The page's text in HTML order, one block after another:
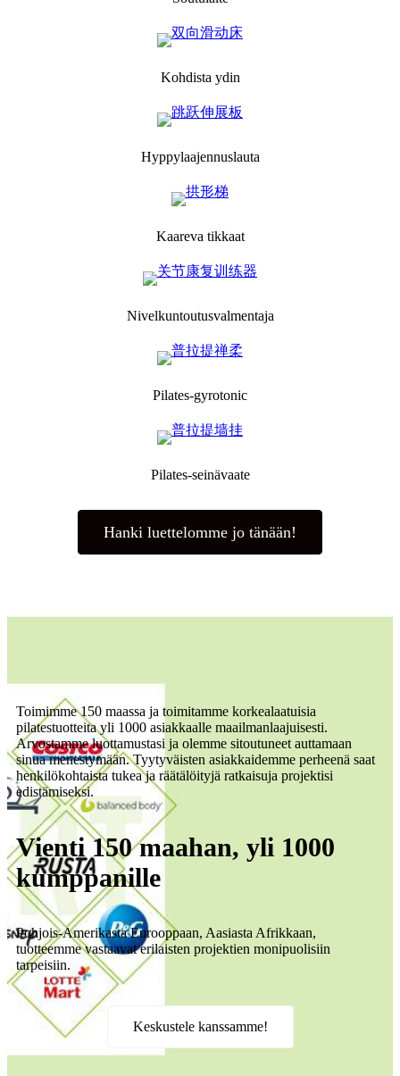
Kohdista ydin
Hyppylaajennuslauta
Kaareva tikkaat
Nivelkuntoutusvalmentaja
Pilates-gyrotonic
Pilates-seinävaate
Hanki luettelomme jo tänään!
Toimimme 150 maassa ja toimitamme korkealaatuisia
pilatestuotteita yli 1000 asiakkaalle maailmanlaajuisesti.
Arvostamme luottamustasi ja olemme sitoutuneet auttamaan
sinua menestymään. Tyytyväisten asiakkaidemme perheenä saat
henkilökohtaista tukea ja räätälöityjä ratkaisuja projektisi
edistämiseksi.
Vienti 150 maahan, yli 1000
kumppanille
Pohjois-Amerikasta Eurooppaan, Aasiasta Afrikkaan,
tuotteemme vastaavat erilaisten projektien monipuolisiin
tarpeisiin.
Keskustele kanssamme!